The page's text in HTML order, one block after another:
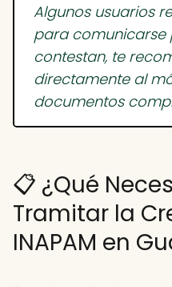
Algunos usuarios
para comunicarse
contestan, te
directamente al
documentos
📋 ¿Qué
Tramitar la
INAPAM en